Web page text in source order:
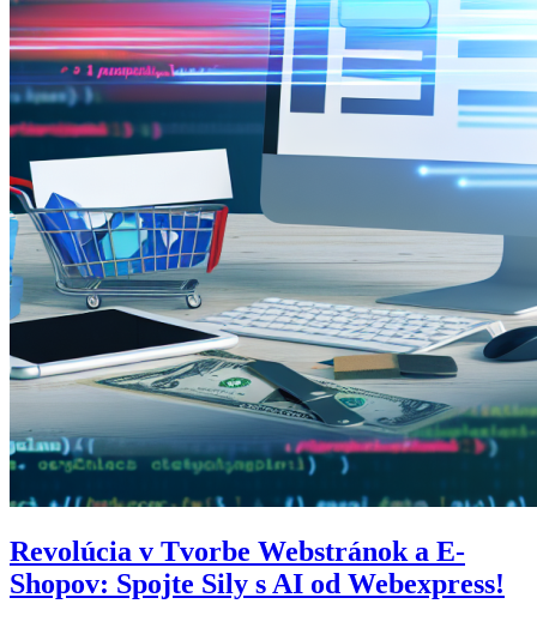
Revolúcia v Tvorbe Webstránok a E-
Shopov: Spojte Sily s AI od Webexpress!